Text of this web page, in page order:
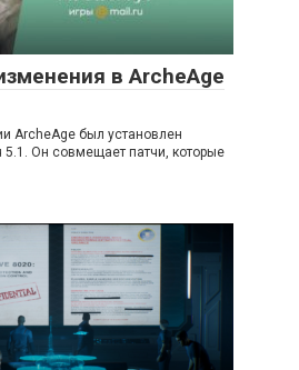
в ArcheAge
ArcheAge был установлен
Он совмещает патчи, которые